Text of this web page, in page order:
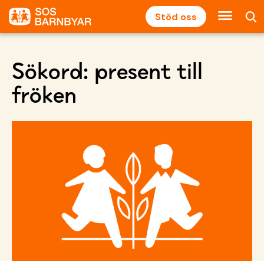
Stöd oss
Sökord: present till
fröken